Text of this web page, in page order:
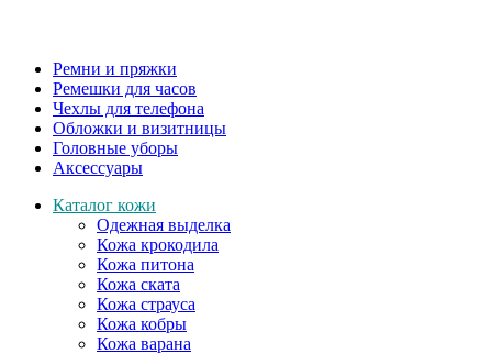
Ремни и пряжки
Ремешки для часов
Чехлы для телефона
Обложки и визитницы
Головные уборы
Аксессуары
Каталог кожи
Одежная выделка
Кожа крокодила
Кожа питона
Кожа ската
Кожа страуса
Кожа кобры
Кожа варана